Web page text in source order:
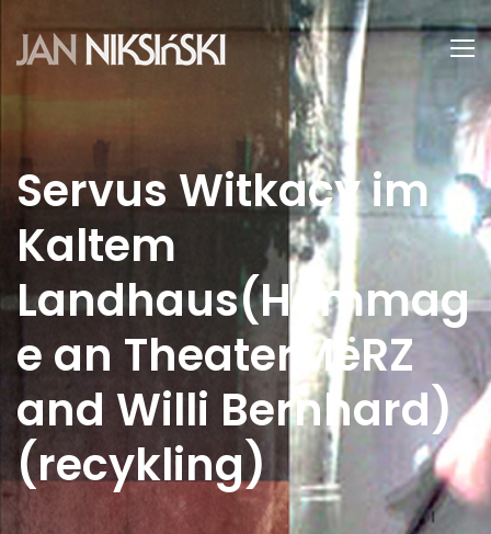
Servus Witkacy im
Kaltem
Landhaus(Hommag
e an TheaterMëRZ
and Willi Bernhard)
(recykling)